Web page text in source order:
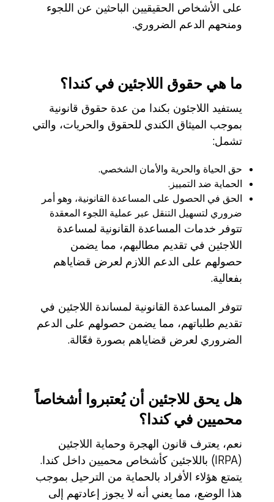
على الأشخاص الحقيقيين الباحثين عن اللجوء
ومنحهم الدعم الضروري.
ما هي حقوق اللاجئين في كندا؟
يستفيد اللاجئون بكندا من عدة حقوق قانونية
بموجب الميثاق الكندي للحقوق والحريات، والتي
تشمل:
حق الحياة والحرية والأمان الشخصي.
الحماية ضد التمييز.
الحق في الحصول على المساعدة القانونية، وهو أمر
ضروري لتسهيل التنقل عبر عملية اللجوء المعقدة
تتوفر خدمات المساعدة القانونية لمساعدة
اللاجئين في تقديم مطالبهم، مما يضمن
حصولهم على الدعم اللازم لعرض قضاياهم
بفعالية.
تتوفر المساعدة القانونية لمساندة اللاجئين في
تقديم طلباتهم، مما يضمن حصولهم على الدعم
الضروري لعرض قضاياهم بصورة فعّالة.
هل يحق للاجئين أن يُعتبروا أشخاصاً
محميين في كندا؟
نعم، يعترف قانون الهجرة وحماية اللاجئين
(IRPA) باللاجئين كأشخاص محميين داخل كندا.
يتمتع هؤلاء الأفراد بالحماية من الترحيل بموجب
هذا الوضع، مما يعني أنه لا يجوز إعادتهم إلى